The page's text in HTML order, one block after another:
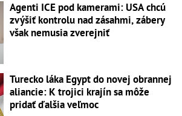
Agenti ICE pod kamerami: USA chcú
zvýšiť kontrolu nad zásahmi, zábery
však nemusia zverejniť
Turecko láka Egypt do novej obrannej
aliancie: K trojici krajín sa môže
pridať ďalšia veľmoc